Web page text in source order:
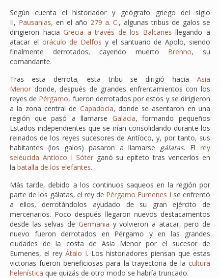
Según cuenta el historiador y geógrafo griego del siglo
II, Pausanias, en el año 279 a. C., algunas tribus de galos se
dirigieron haciaGrecia a través de los Balcanes llegando a
atacar el oráculo de Delfos y el santuario de Apolo, siendo
finalmente derrotados, cayendo muerto Brenno, su
comandante.
Tras esta derrota, esta tribu se dirigió hacia Asia
Menor donde, después de grandes enfrentamientos con los
reyes de Pérgamo, fueron derrotados por estos y se dirigieron
a la zona central de Capadocia, donde se asentaron en una
región que pasó a llamarse Galacia, formando pequeños
Estados independientes que se irían consolidando durante los
reinados de los reyes sucesores de Antíoco, y, por tanto, sus
habitantes (los galos) pasaron a llamarse gálatas. El rey
seléucida Antíoco I Sóterganó su epíteto tras vencerlos en
la batalla de los elefantes.
Más tarde, debido a los continuos saqueos en la región por
parte de los gálatas, el rey de Pérgamo Eumenes I se enfrentó
a ellos, derrotándolos ayudado de su gran ejército de
mercenarios. Poco después llegaron nuevos destacamentos
desde las selvas de Germania y volvieron a atacar, pero de
nuevo fueron derrotados en Pérgamo y en las grandes
ciudades de la costa de Asia Menor por el sucesor de
Eumenes, el rey Átalo I. Los historiadores piensan que estas
victorias fueron beneficiosas para la trayectoria de la cultura
helenística que quizás de otro modo se habría truncado.